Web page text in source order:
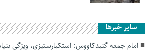
سایر خبرها
امام جمعه گنبدکاووس: استکبارستیزی، ویژگی